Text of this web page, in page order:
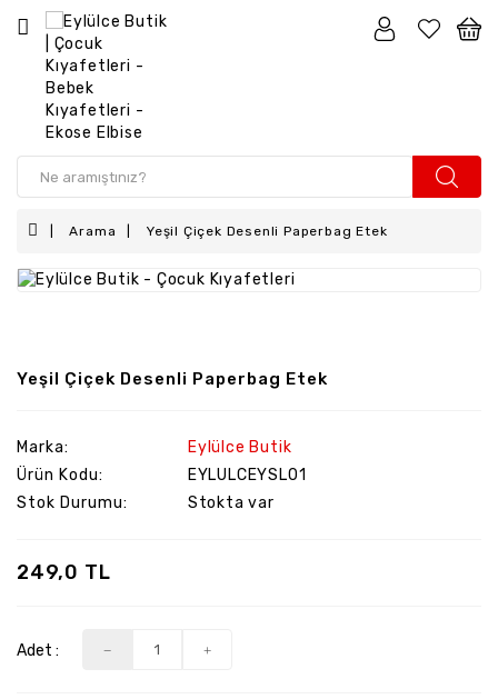
Çocuk
Erkek
Çocuk
Kız
Bebek
Erkek
Kız
Arama Yeşil Çiçek Desenli Paperbag Etek
Yeşil Çiçek Desenli Paperbag Etek
Marka:
Eylülce Butik
Ürün Kodu:
EYLULCEYSL01
Stok Durumu:
Stokta var
249,0 TL
Adet :